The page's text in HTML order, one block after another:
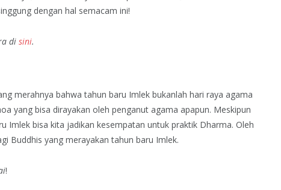
dengan hal semacam ini!
di sini.
merahnya bahwa tahun baru Imlek bukanlah hari raya agama
yang bisa dirayakan oleh penganut agama apapun. Meskipun
Imlek bisa kita jadikan kesempatan untuk praktik Dharma. Oleh
Buddhis yang merayakan tahun baru Imlek.
!